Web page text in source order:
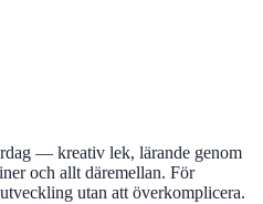
— kreativ lek, lärande genom
och allt däremellan. För
utan att överkomplicera.